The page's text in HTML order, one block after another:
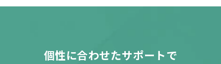
個性に合わせたサポートで